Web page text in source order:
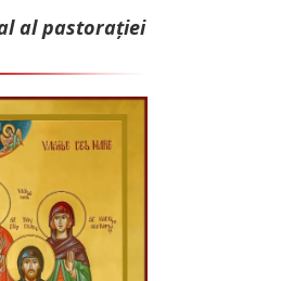
al pastorației